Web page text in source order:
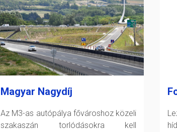
Magyar Nagydíj
Az M3-as autópálya fővároshoz közeli
szakaszán torlódásokra kell